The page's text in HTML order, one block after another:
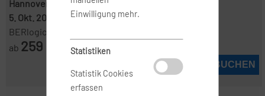
Hannover ( HAJ )-Manchester ( MAN )
5. Okt. 2026
12. Okt. 2026
BERlogic
ab 259
JETZT BUCHEN
Einwilligung mehr.
Statistiken
Statistik Cookies
erfassen